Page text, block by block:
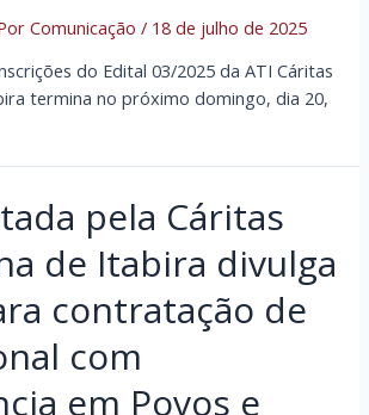
Comunicação/ 18 de julho de 2025
do Edital 03/2025 da ATI Cáritas
termina no próximo domingo, dia 20,
pela Cáritas
de Itabira divulga
contratação de
com
em Povos e